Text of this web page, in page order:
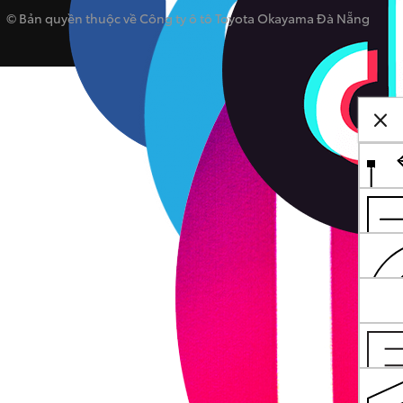
© Bản quyền thuộc về Công ty ô tô Toyota Okayama Đà Nẵng